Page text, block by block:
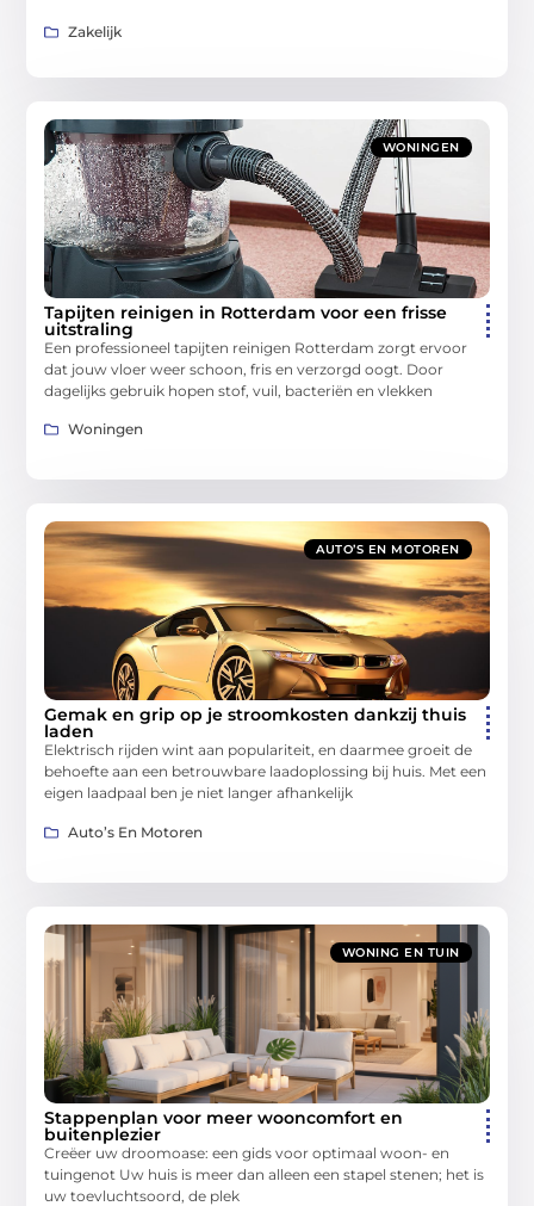
Zakelijk
WONINGEN
Tapijten reinigen in Rotterdam voor een frisse
uitstraling
Een professioneel tapijten reinigen Rotterdam zorgt ervoor
dat jouw vloer weer schoon, fris en verzorgd oogt. Door
dagelijks gebruik hopen stof, vuil, bacteriën en vlekken
Woningen
AUTO’S EN MOTOREN
Gemak en grip op je stroomkosten dankzij thuis
laden
Elektrisch rijden wint aan populariteit, en daarmee groeit de
behoefte aan een betrouwbare laadoplossing bij huis. Met een
eigen laadpaal ben je niet langer afhankelijk
Auto’s En Motoren
WONING EN TUIN
Stappenplan voor meer wooncomfort en
buitenplezier
Creëer uw droomoase: een gids voor optimaal woon- en
tuingenot Uw huis is meer dan alleen een stapel stenen; het is
uw toevluchtsoord, de plek